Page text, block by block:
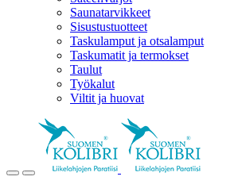
Saunatarvikkeet
Sisustustuotteet
Taskulamput ja otsalamput
Taskumatit ja termokset
Taulut
Työkalut
Viltit ja huovat